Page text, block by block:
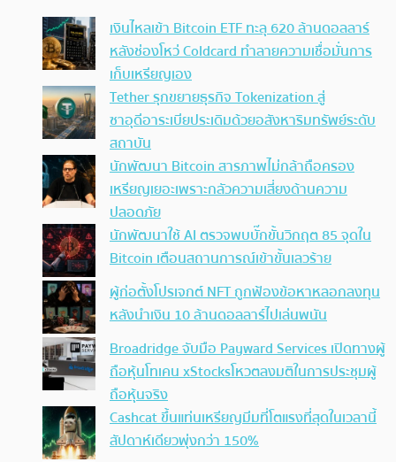
เงินไหลเข้า Bitcoin ETF ทะลุ 620 ล้านดอลลาร์
หลังช่องโหว่ Coldcard ทำลายความเชื่อมั่นการ
เก็บเหรียญเอง
Tether รุกขยายธุรกิจ Tokenization สู่
ซาอุดีอาระเบียประเดิมด้วยอสังหาริมทรัพย์ระดับ
สถาบัน
นักพัฒนา Bitcoin สารภาพไม่กล้าถือครอง
เหรียญเยอะเพราะกลัวความเสี่ยงด้านความ
ปลอดภัย
นักพัฒนาใช้ AI ตรวจพบบั๊กขั้นวิกฤต 85 จุดใน
Bitcoin เตือนสถานการณ์เข้าขั้นเลวร้าย
ผู้ก่อตั้งโปรเจกต์ NFT ถูกฟ้องข้อหาหลอกลงทุน
หลังนำเงิน 10 ล้านดอลลาร์ไปเล่นพนัน
Broadridge จับมือ Payward Services เปิดทางผู้
ถือหุ้นโทเคน xStocksโหวตลงมติในการประชุมผู้
ถือหุ้นจริง
Cashcat ขึ้นแท่นเหรียญมีมที่โตแรงที่สุดในเวลานี้
สัปดาห์เดียวพุ่งกว่า 150%